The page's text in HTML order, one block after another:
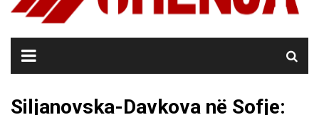
Siljanovska-Davkova në Sofje: